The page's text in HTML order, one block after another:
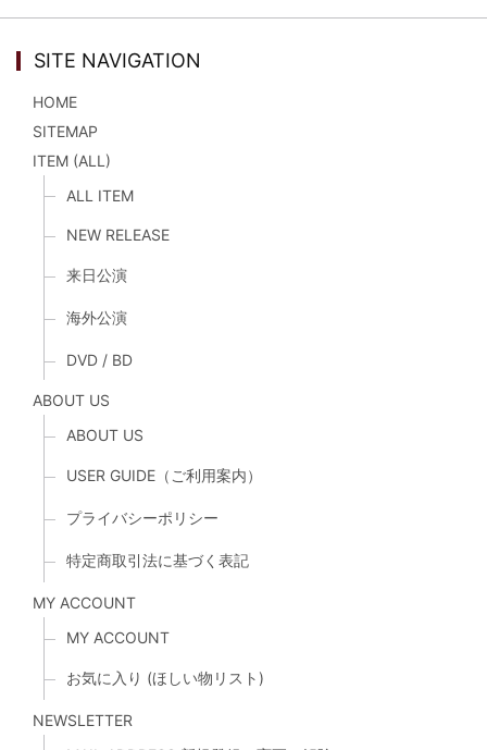
SITE NAVIGATION
HOME
SITEMAP
ITEM (ALL)
ALL ITEM
NEW RELEASE
来日公演
海外公演
DVD / BD
ABOUT US
ABOUT US
USER GUIDE（ご利用案内）
プライバシーポリシー
特定商取引法に基づく表記
MY ACCOUNT
MY ACCOUNT
お気に入り (ほしい物リスト)
NEWSLETTER